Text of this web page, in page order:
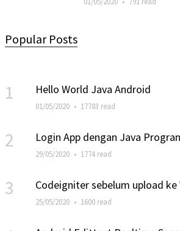
Popular Posts
1 Hello World Java Android
01/05/2020 • 17783 read
2 Login App dengan Java
29/05/2020 • 1774 read
3 Codeigniter sebelum upload ke
25/05/2020 • 1600 read